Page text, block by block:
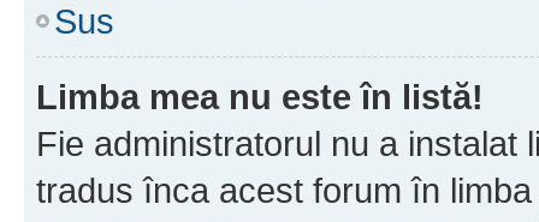
Sus
Limba mea nu este în listă!
Fie administratorul nu a instalat
tradus înca acest forum în